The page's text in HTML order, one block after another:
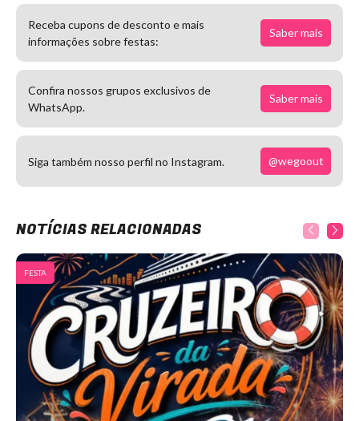
Receba cupons de desconto e mais
informações sobre festas:
Saber mais
Confira nossos grupos exclusivos de
WhatsApp.
Saber mais
Siga também nosso perfil no Instagram. @wegoout
NOTÍCIAS RELACIONADAS
FESTA